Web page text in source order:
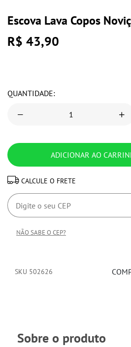
Escova Lava Copos
R$ 43,90
QUANTIDADE:
CALCULE O FRETE
NÃO SABE O CEP?
SKU 502626
Sobre o produto